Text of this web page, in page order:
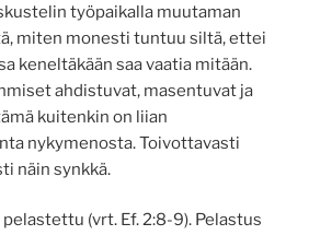
työpaikalla muutaman
miten monesti tuntuu siltä, ettei
keneltäkään saa vaatia mitään.
ahdistuvat, masentuvat ja
kuitenkin on liian
nykymenosta. Toivottavasti
näin synkkä.
(vrt. Ef. 2:8-9). Pelastus